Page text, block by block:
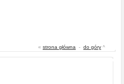
« strona główna - do góry ^